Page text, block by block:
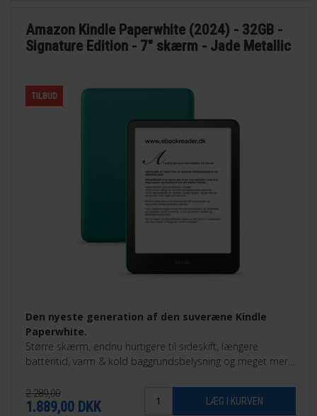
Amazon Kindle Paperwhite (2024) - 32GB -
Signature Edition - 7" skærm - Jade Metallic
TILBUD
Den nyeste generation af den suveræne Kindle
Paperwhite.
Større skærm, endnu hurtigere til sideskift, længere
batteritid, varm & kold baggrundsbelysning og meget mere.
2.289,00
1.889,00 DKK